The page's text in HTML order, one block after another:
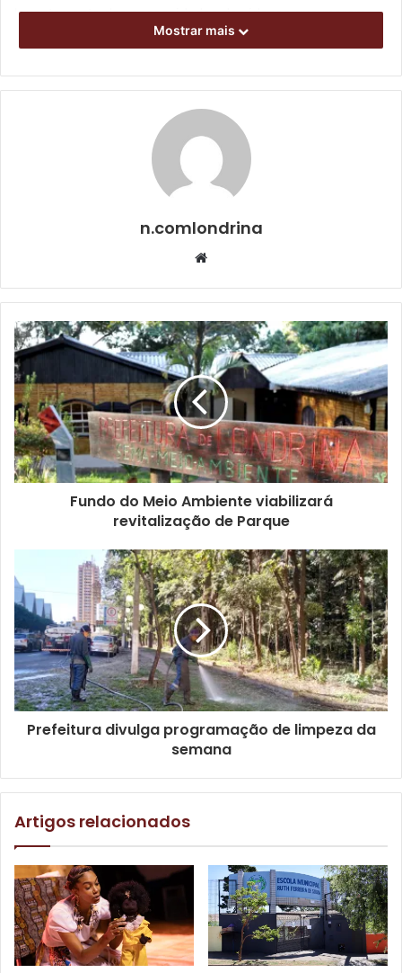
levantamento das necessidades dos idosos que moram
Segundo a pró-reitora da PROEX e coordenadora do
projeto, Mara Solange Dellazora, essas informações
ajudaram no desenvolvimento da ação. “Nos foi passado
uma listagem dos idosos, com números para contato, para
que pudéssemos identificar e fazer um levantamento de
quais idosos precisam de ajuda. E, desta forma, oferecer
auxílio a eles”, frisou.
Para a pró-reitora de Extensão, a iniciativa tem como
objetivo aproximar-se dos idosos e orientá-los sobre a
“Com a saída desses idosos nas ruas, eles tendem a ficar
vulneráveis e o risco aumenta consideravelmente de
contrair a Covid-19. O objetivo do projeto é oferecer ajuda,
desde o contato telefônico, buscar alimentos, e outras
atividades, para que eles possam ficar em casa
protegidos”, destacou.
O atendimento dessa população tem sido realizado por
voluntários, entre servidores, professores e estudantes. A
pró-reitora comentou que, a partir da inscrição desses
voluntários, a Pró-Reitoria de Extensão, Cultura e
Sociedade (PROEX) publica o edital de chamamento,
conforme a necessidade e demanda, para atender os
serviços oferecidos pelo projeto.
Reprodução
As inscrições para voluntários ainda estão abertas, e
podem participar professores, servidores e estudantes.
Mostrar mais
n.comlondrina
Website
Fundo do Meio Ambiente viabilizará
revitalização de Parque
Prefeitura divulga programação de limpeza da
semana
Artigos relacionados